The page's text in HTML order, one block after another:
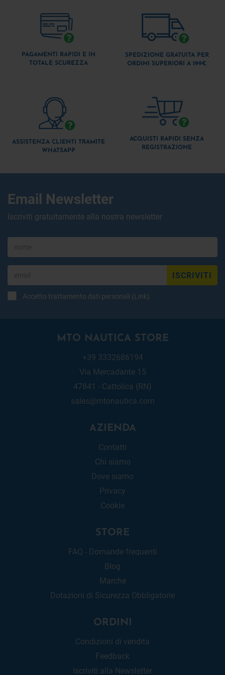
PAGAMENTI RAPIDI E IN
TOTALE SCUREZZA
SPEDIZIONE GRATUITA PER
ORDINI SUPERIORI A 199€
ASSISTENZA CLIENTI TRAMITE
WHATSAPP
ACQUISTI RAPIDI SENZA
REGISTRAZIONE
Email Newsletter
Iscriviti gratuitamente alla nostra newsletter
ISCRIVITI
Accetto trattamento dati personali (Link)
MTO NAUTICA STORE
+39 3332686194
Via Mercadante 15
47841 - Cattolica (RN)
sales@mtonautica.com
AZIENDA
Contatti
Chi siamo
Dove siamo
Privacy
Cookie
STORE
FAQ - Domande frequenti
Blog
Marche
Dotazioni di Sicurezza Obbligatorie
ORDINI
Condizioni di vendita
Feedback
Iscriviti alla Newsletter